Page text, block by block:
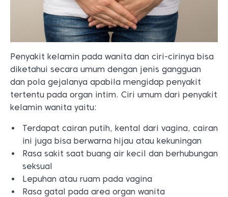
Penyakit kelamin pada wanita dan ciri-cirinya bisa
diketahui secara umum dengan jenis gangguan
dan pola gejalanya apabila mengidap penyakit
tertentu pada organ intim. Ciri umum dari penyakit
kelamin wanita yaitu:
Terdapat cairan putih, kental dari vagina, cairan
ini juga bisa berwarna hijau atau kekuningan
Rasa sakit saat buang air kecil dan berhubungan
seksual
Lepuhan atau ruam pada vagina
Rasa gatal pada area organ wanita